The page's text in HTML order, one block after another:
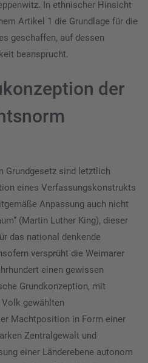
In ethnischer Hinsicht
Artikel 1 die Grundlage für die
geschaffen, auf dessen
beansprucht.
der
Grundgesetz sind letztlich
eines Verfassungskonstrukts
Anpassung auch nicht
(Martin Luther King), dieser
das national denkende
versprüht die Weimarer
einen gewissen
Grundkonzeption, mit
gewählten
Machtposition in Form einer
Zentralgewalt und
einer Länderebene autonom